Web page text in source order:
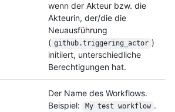
wenn der Akteur bzw. die
Akteurin, der/die die
Neuausführung
( github.triggering_actor )
initiiert, unterschiedliche
Berechtigungen hat.
Der Name des Workflows.
Beispiel:
My test workflow .